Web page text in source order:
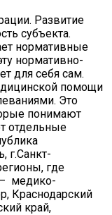
Развитие
субъекта.
нормативные
нормативно-
для себя сам.
помощи
Это
понимают
отдельные
г.Санкт-
где
медико-
Краснодарский
край,